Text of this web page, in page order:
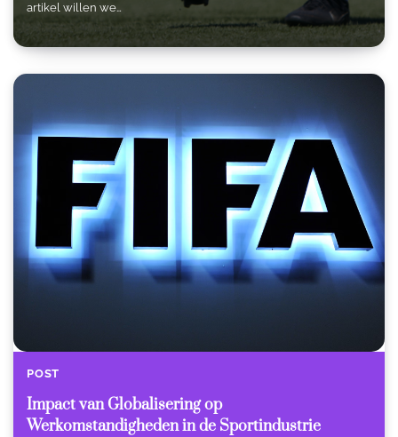
artikel willen we…
POST
Impact van Globalisering op
Werkomstandigheden in de Sportindustrie